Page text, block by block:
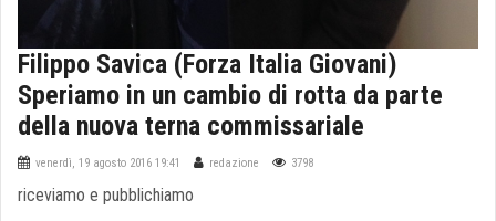
Filippo Savica (Forza Italia Giovani)
Speriamo in un cambio di rotta da parte
della nuova terna commissariale
venerdì, 19 agosto 2016 19:41 redazione 3798
riceviamo e pubblichiamo